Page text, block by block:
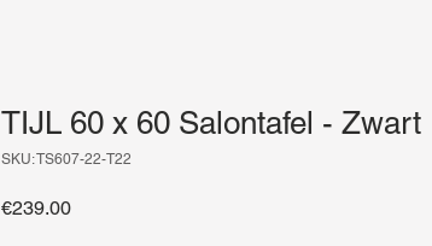
TIJL 60 x 60 Salontafel - Zwart
SKU: TS607-22-T22
€239.00Price